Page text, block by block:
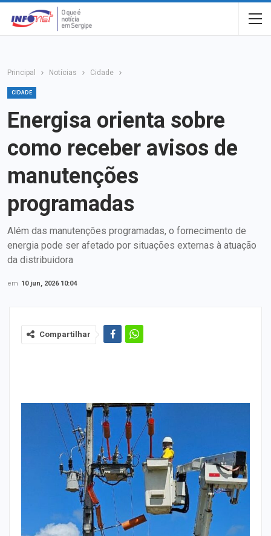
Principal Notícias Cidade
CIDADE
Energisa orienta sobre
como receber avisos de
manutenções
programadas
Além das manutenções programadas, o fornecimento de
energia pode ser afetado por situações externas à atuação
da distribuidora
em 10 jun, 2026 10:04
Compartilhar